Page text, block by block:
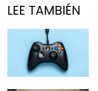
LEE TAMBIÉN